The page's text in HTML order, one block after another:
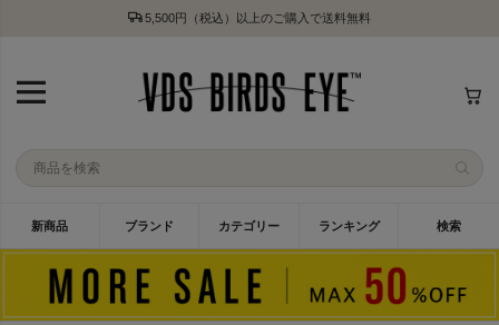
5,500円（税込）以上のご購入で送料無料
新商品 ブランド カテゴリー ランキング 検索